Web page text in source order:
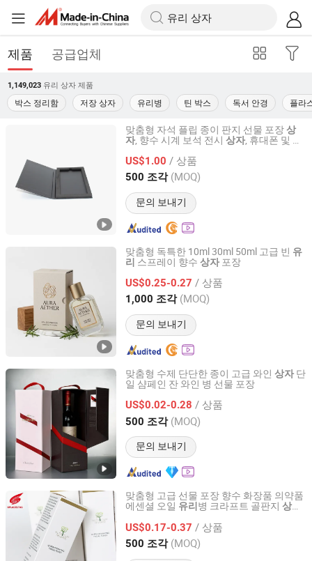
제품 공급업체
1,149,023 유리 상자 제품
박스 정리함 저장 상자 유리병 틴 박스 독서 안경 플라
맞춤형 자석 플립 종이 판지 선물 포장상
자, 향수 시계 보석 전시 상자, 휴대폰 및 태
US$1.00 / 상품
500 조각 (MOQ)
문의 보내기
Shenzhen Tangcai Packaging Co., Ltd.
Guangdong, China 이후 2026
맞춤형 독특한 10ml 30ml 50ml 고급 빈 유
리 스프레이 향수 상자 포장
US$0.25-0.27 / 상품
1,000 조각 (MOQ)
문의 보내기
GUANGZHOU GOOINPACK PACKAGING CO., LTD.
Guangdong, China 이후 2026
맞춤형 수제 단단한 종이 고급 와인 상자 단
일 샴페인 잔 와인 병 선물 포장
US$0.02-0.28 / 상품
500 조각 (MOQ)
문의 보내기
Dongguan Miao Xin Craft Co., Ltd.
Guangdong, China 이후 2017
맞춤형 고급 선물 포장 향수 화장품 의약품
에센셜 오일 유리 병 크라프트 골판지 상자
US$0.17-0.37 / 상품
500 조각 (MOQ)
Guangzhou Shangpin Clothing Accessories Co., Ltd.
Guangdong, China 이후 2017